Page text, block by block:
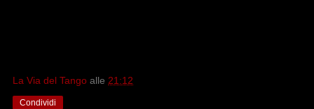
La Via del Tango alle 21:12
Condividi